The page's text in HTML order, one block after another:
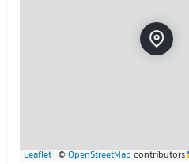
| © OpenStreetMap contributors